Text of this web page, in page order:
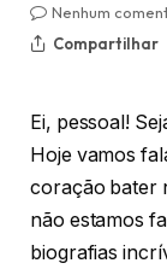
Nenhum
Compartilhar
Ei, pessoal!
Hoje vamos
coração bater
não estamos
biografias